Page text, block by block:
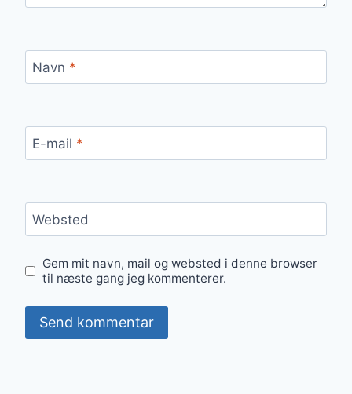
Navn *
E-mail *
Websted
Gem mit navn, mail og websted i denne browser
til næste gang jeg kommenterer.